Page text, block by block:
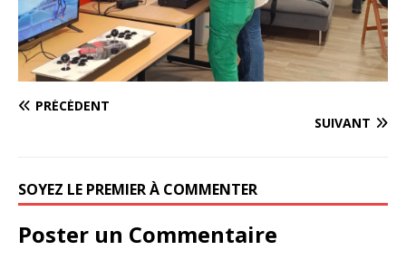
PRÉCÉDENT
SUIVANT
SOYEZ LE PREMIER À COMMENTER
Poster un Commentaire